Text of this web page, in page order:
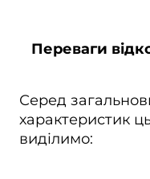
Переваги
Серед
характеристик
виділимо: